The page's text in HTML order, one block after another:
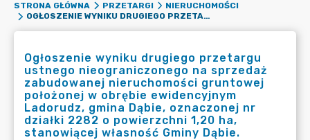
STRONA GŁÓWNA PRZETARGI
NIERUCHOMOŚCI
OGŁOSZENIE WYNIKU DRUGIEGO PRZETARGU USTNEGO NIEOGRANICZONEGO NA SPRZEDAŻ ZABUDOWANEJ NIERUCHOMOŚCI GRUNTOWEJ POŁOŻONEJ W OBRĘBIE EWIDENCYJNYM LADORUDZ, GMINA DĄBIE, OZNACZONEJ NR DZIAŁKI 2282 O POWIERZCHNI 1,20 HA, STANOWIĄCEJ WŁASNOŚĆ GMINY DĄBIE.
Ogłoszenie wyniku drugiego przetargu
ustnego nieograniczonego na sprzedaż
zabudowanej nieruchomości gruntowej
położonej w obrębie ewidencyjnym
Ladorudz, gmina Dąbie, oznaczonej nr
działki 2282 o powierzchni 1,20 ha,
stanowiącej własność Gminy Dąbie.